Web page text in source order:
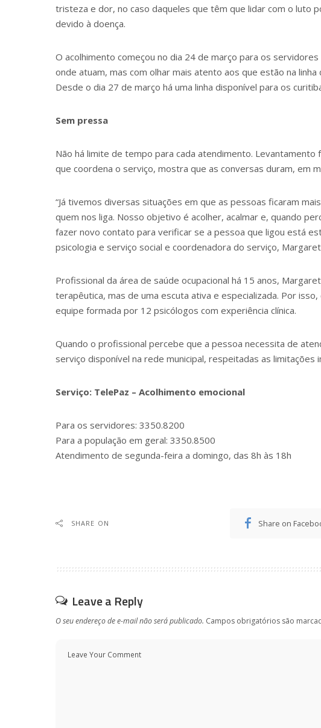
tristeza e dor, no caso daqueles que têm que lidar com o luto
devido à doença.
O acolhimento começou no dia 24 de março para os
onde atuam, mas com olhar mais atento aos que estão na
Desde o dia 27 de março há uma linha disponível para os
Sem pressa
Não há limite de tempo para cada atendimento.
que coordena o serviço, mostra que as conversas duram, em
“Já tivemos diversas situações em que as pessoas ficaram
quem nos liga. Nosso objetivo é acolher, acalmar e, quando
fazer novo contato para verificar se a pessoa que ligou está
psicologia e serviço social e coordenadora do serviço,
Profissional da área de saúde ocupacional há 15 anos,
terapêutica, mas de uma escuta ativa e especializada. Por
equipe formada por 12 psicólogos com experiência clínica.
Quando o profissional percebe que a pessoa necessita de
serviço disponível na rede municipal, respeitadas as limitações
Serviço: TelePaz – Acolhimento emocional
Para os servidores: 3350.8200
Para a população em geral: 3350.8500
Atendimento de segunda-feira a domingo, das 8h às 18h
SHARE ON Share on
Leave a Reply
O seu endereço de e-mail não será publicado. Campos obrigatórios são